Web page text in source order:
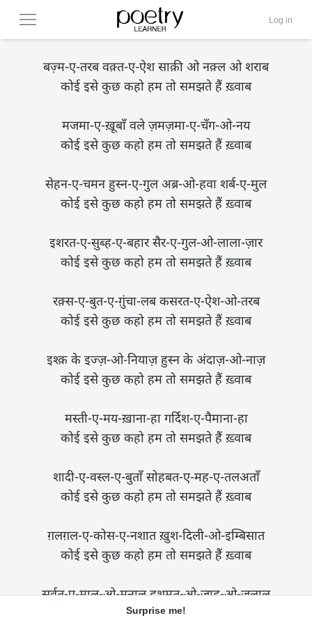
Log in
बज़्म-ए-तरब वक़्त-ए-ऐश साक़ी ओ नक़्ल ओ शराब
कोई इसे कुछ कहो हम तो समझते हैं ख़्वाब
मजमा-ए-ख़ूबाँ वले ज़मज़मा-ए-चँग-ओ-नय
कोई इसे कुछ कहो हम तो समझते हैं ख़्वाब
सेहन-ए-चमन हुस्न-ए-गुल अब्र-ओ-हवा शर्ब-ए-मुल
कोई इसे कुछ कहो हम तो समझते हैं ख़्वाब
इशरत-ए-सुब्ह-ए-बहार सैर-ए-गुल-ओ-लाला-ज़ार
कोई इसे कुछ कहो हम तो समझते हैं ख़्वाब
रक़्स-ए-बुत-ए-ग़ुंचा-लब कसरत-ए-ऐश-ओ-तरब
कोई इसे कुछ कहो हम तो समझते हैं ख़्वाब
इश्क़ के इज्ज़-ओ-नियाज़ हुस्न के अंदाज़-ओ-नाज़
कोई इसे कुछ कहो हम तो समझते हैं ख़्वाब
मस्ती-ए-मय-ख़ाना-हा गर्दिश-ए-पैमाना-हा
कोई इसे कुछ कहो हम तो समझते हैं ख़्वाब
शादी-ए-वस्ल-ए-बुताँ सोहबत-ए-मह-ए-तलअताँ
कोई इसे कुछ कहो हम तो समझते हैं ख़्वाब
ग़लग़ल-ए-कोस-ए-नशात ख़ुश-दिली-ओ-इम्बिसात
कोई इसे कुछ कहो हम तो समझते हैं ख़्वाब
सर्वत-ए-माल-ओ-मनाल हशमत-ओ-जाह-ओ-जलाल
कोई इसे कुछ कहो हम तो समझते हैं ख़्वाब
Surprise me!